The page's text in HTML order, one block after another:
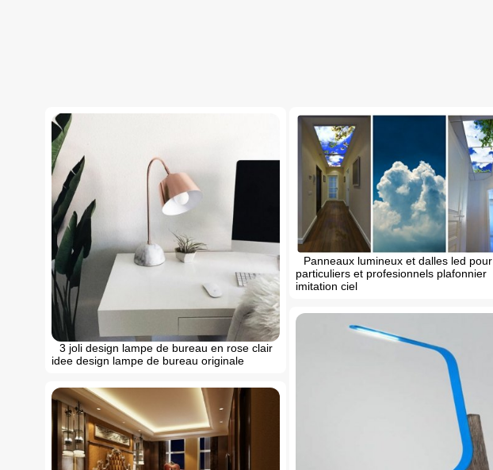
3 joli design lampe de bureau en rose clair
idee design lampe de bureau originale
Panneaux lumineux et dalles led pour
particuliers et profesionnels plafonnier
imitation ciel